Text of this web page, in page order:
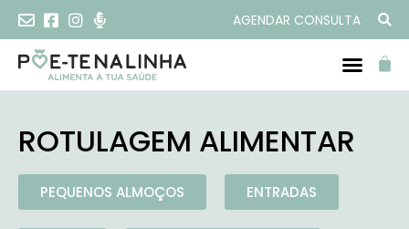
AGENDAR CONSULTA
ROTULAGEM ALIMENTAR
PEQUENOS ALMOÇOS ENTRADAS